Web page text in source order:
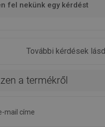
fel nekünk egy kérdést
További kérdések lásd
a termékről